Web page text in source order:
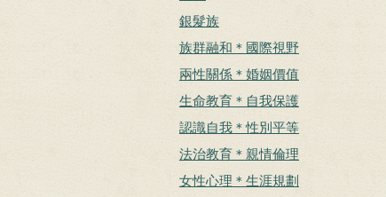
銀髮族
族群融和＊國際視野
兩性關係＊婚姻價值
生命教育＊自我保護
認識自我＊性別平等
法治教育＊親情倫理
女性心理＊生涯規劃